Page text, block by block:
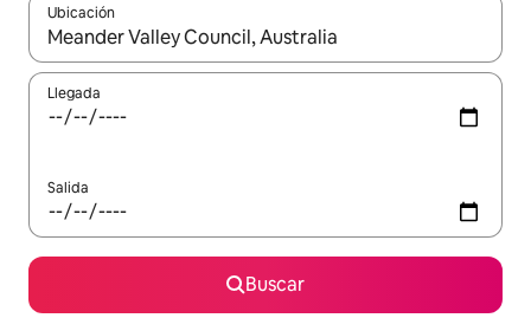
Ubicación
Cuando los resultados estén disponibles, navega con las
Llegada
Salida
Buscar